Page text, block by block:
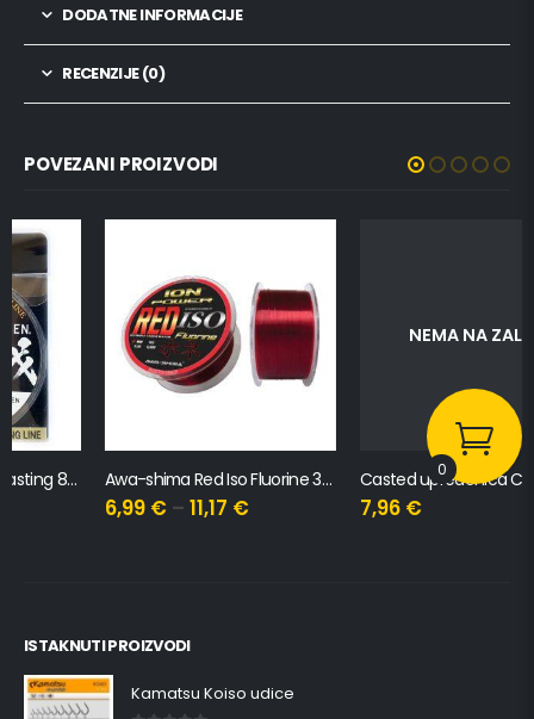
DODATNE INFORMACIJE
RECENZIJE (0)
POVEZANI PROIZVODI
Awa-shima Red Iso Fluorine 300m
–11,17 €
NEMA NA ZALIHI
Casted upredenica C-Braid x4, 150m, 0.260mm, 11.4kg
ISTAKNUTI PROIZVODI
Kamatsu Koiso udice
0